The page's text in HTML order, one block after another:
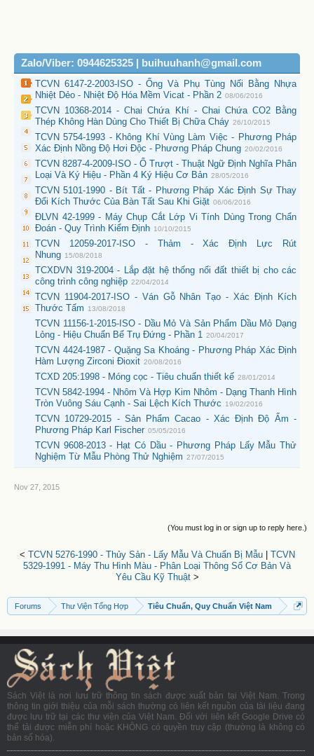
Zalo/Viber: 0944625325 | buihuuhanh@gmail.com
TCVN 6147-2-2003-ISO - Ống Và Phụ Tùng Nối Bằng Nhựa
Nhiệt Dẻo - Nhiệt Độ Hóa Mềm Vicat - Phần 2 08/06/2016
TCVN 10368-2014 - Chai Chứa Khí - Chai Chứa CO2 Bằng
Thép Không Hàn Dùng Cho Thiết Bị Chữa Cháy 26/10/2015
TCVN 5754-1993 - Không Khí Vùng Làm Việc - Phương Pháp
Xác Định Nồng Độ Hơi Độc - Phương Pháp Chung 20/02/2016
TCVN 8287-4-2009-ISO - Ổ Trượt - Thuật Ngữ Định Nghĩa Phân
Loại Và Ký Hiệu - Phần 4 Ký Hiệu Cơ Bản 28/05/2016
TCVN 5101-1990 - Bít Tất - Phương Pháp Xác Định Sự Thay
Đổi Kích Thước Của Bàn Tất Sau Khi Giặt 06/06/2016
ĐLVN 42-1999 - Máy Chụp Cắt Lớp Vi Tính Dùng Trong Chẩn
Đoán - Quy Trình Kiểm Định 10/10/2015
TCVN 12059-2017-ISO - Thảm - Xác Định Lực Rút
Nhung 15/08/2018
TCXDVN 319-2004 - Lắp đặt hệ thống nối đất thiết bị cho các
công trình công nghiệp 22/04/2014
TCVN 11904-2017-ISO - Ván Gỗ Nhân Tạo - Xác Định Kích
Thước Tấm
13/08/2018
TCVN 11156-1-2015-ISO - Dầu Mỏ Và Sản Phẩm Dầu Mỏ Dạng
Lỏng - Hiệu Chuẩn Bể Trụ Đứng - Phần 1
20/04/2017
TCVN 4424-1987 - Quặng Sa Khoáng - Phương Pháp Xác Định
Hàm Lượng Zirconi Đioxit 20/08/2016
TCXD 205:1998 - Móng cọc - Tiêu chuẩn thiết kế 28/01/2014
TCVN 5842-1994 - Nhôm Và Hợp Kim Nhôm - Dạng Thanh Hình
Tròn Vuông Sáu Cạnh - Sai Lệch Kích Thước
19/02/2016
TCVN 10729-2015 - Sản Phẩm Cacao - Xác Định Độ Ẩm -
Phương Pháp Karl Fischer 05/05/2016
TCVN 9608-2013 - Hạt Có Dầu - Phương Pháp Lấy Mẫu Thử
Nghiệm Từ Mẫu Phòng Thử Nghiệm 27/07/2015
Nov 27, 2015
(You must log in or sign up to reply here.)
< TCVN 5276-1990 - Thủy Sản - Lấy Mẫu Và Chuẩn Bị Mẫu| TCVN
5329-1991 - Máy Thu Hình Màu - Phân Loại Thông Số Cơ Bản Và
Yêu Cầu Kỹ Thuật>
Forums Thư Viện Tổng Hợp Tiêu Chuẩn, Quy Chuẩn Việt Nam
Sách Việt là nơi lưu trữ thông tin sách được xuất bản tại Việt Nam. Trong
thông tin giới thiệu của mỗi sách thường có liên kết nguồn của tài liệu đang
được lưu trữ tại các thư viện của Việt Nam. Đối với liên kết Google Drive có
thể tải được miễn phí hoặc KHÔNG có quyền truy cập (thường là không có
bản số hóa).